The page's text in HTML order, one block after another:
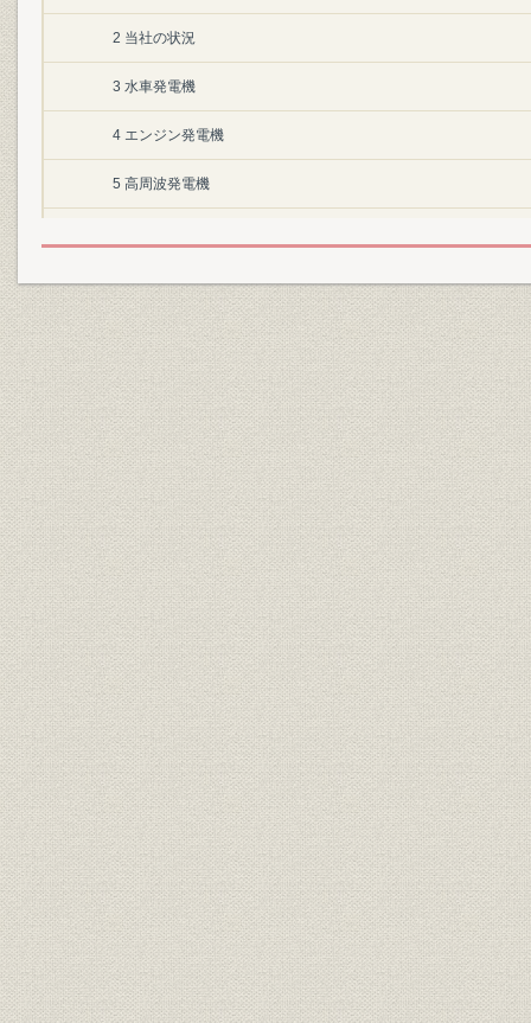
2 当社の状況
3 水車発電機
4 エンジン発電機
5 高周波発電機
7 誘導電動機
8 変圧器
9 その他の製品
第3節 昭和時代その1(昭和元年~20年)
1 時代背景
2 当社の状況
3 水車発電機
4 エンジン発電機
5 高周波発電機
6 直流機
7 誘導電動機
8 変圧器
9 配電盤、制御装置
10 回転変流機
11 水銀整流器
12 電気動力計